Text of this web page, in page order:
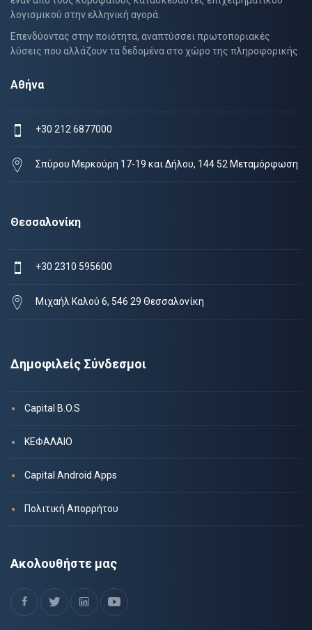
λογισμικού στην ελληνική αγορά.
Επενδύοντας στην ποιότητα, αναπτύσσει πρωτοποριακές
λύσεις που αλλάζουν τα δεδομένα στο χώρο της πληροφορικής.
Αθήνα
+30 212 6877000
Σπύρου Μερκούρη 17-19 και Δήλου, 144 52 Μεταμόρφωση
Θεσσαλονίκη
+30 2310 595600
Μιχαήλ Καλού 6, 546 29 Θεσσαλονίκη
Δημοφιλείς Σύνδεσμοι
Capital B.O.S
ΚΕΦΑΛΑΙΟ
Capital Android Apps
Πολιτική Απορρήτου
Ακολουθήστε μας